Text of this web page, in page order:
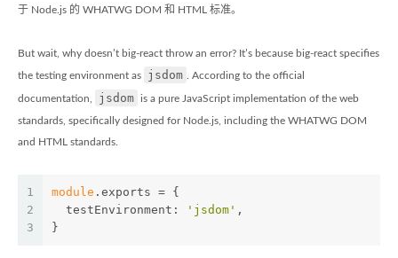
于 Node.js 的 WHATWG DOM 和 HTML 标准。
But wait, why doesn’t big-react throw an error? It’s because big-react specifies
the testing environment as jsdom . According to the official
documentation, jsdom is a pure JavaScript implementation of the web
standards, specifically designed for Node.js, including the WHATWG DOM
and HTML standards.
1
2
3
module .exports = {
  testEnvironment:
'jsdom' ,
}